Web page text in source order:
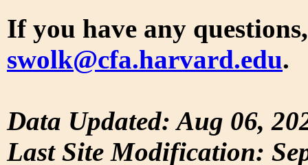
If you have any
swolk@cfa.harvard.edu.
Data Updated: Aug 06,
Last Site Modification: